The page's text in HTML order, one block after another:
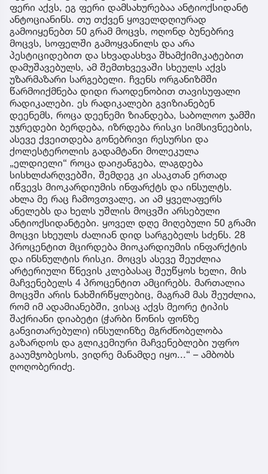
ფერი აქვს, ეგ ფერი დამსახურებაა ანტიოქსიდანტ
ანტოციანინს. თუ თქვენ ყოველდღიურად
გამოიყენებთ 50 გრამ მოცვს, ოღონდ ბუნებრივ
მოცვს, სოფელში გამოყვანილს და არა
პესტიციდებით და სხვადასხვა შხამქიმიკატებით
დამუშავებულს, ამ შემთხვევაში სხეულს აქვს
უზარმაზარი სარგებელი. ჩვენს ორგანიზმში
წარმოიქმნება დიდი რაოდენობით თავისუფალი
რადიკალები. ეს რადიკალები გვიზიანებენ
დეენემს, როცა დეენემი ზიანდება, საბოლოო ჯამში
უჯრედები ბერდება, იზრდება რისკი სიმსივნეების,
ასევე ქვეითდება გონებრივი რესურსი და
ქოლესტეროლის გადამტანი მოლეკულა
„ელდიელი“ როცა დაიჟანგება, ლაგდება
სისხლძარღვებში, შემდეგ კი ასაკთან ერთად
იწვევს მიოკარდიუმის ინფარქტს და ინსულტს.
ახლა მე რაც ჩამოვთვალე, აი ამ ყველაფერს
ანელებს და ხელს უშლის მოცვში არსებული
ანტიოქსიდანტები. ყოველ დღე მიღებული 50 გრამი
მოცვი სხეულს ძალიან დიდ სარგებელს სძენს. 28
პროცენტით მცირდება მიოკარდიუმის ინფარქტის
და ინსნულტის რისკი. მოცვს ასევე შეუძლია
არტერიული წნევის კლებასაც შეუწყოს ხელი, მის
მაჩვენებელს 4 პროცენტით ამცირებს. მართალია
მოცვში არის ნახშირწყლებიც, მაგრამ მას შეუძლია,
რომ იმ ადამიანებში, ვისაც აქვს მეორე ტიპის
შაქრიანი დიაბეტი (ჭარბი წონის ფონზე
განვითარებული) ინსულინზე მგრძნობელობა
გაზარდოს და გლიკემიური მაჩვენებლები უფრო
გააუმჯობესოს, ვიდრე მანამდე იყო...“ – ამბობს
ღოღობერიძე.